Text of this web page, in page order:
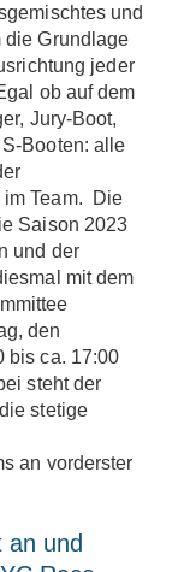
und
die Grundlage
jeder
ob auf dem
Jury-Boot,
Booten: alle
im Team. Die
Saison 2023
und der
mit dem
den
bis ca. 17:00
steht der
stetige
an vorderster
an und